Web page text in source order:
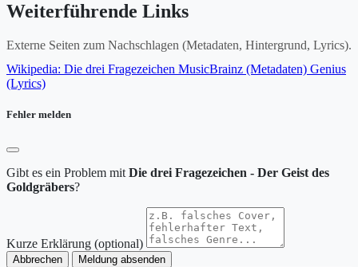
Weiterführende Links
Externe Seiten zum Nachschlagen (Metadaten, Hintergrund, Lyrics).
Wikipedia: Die drei Fragezeichen MusicBrainz (Metadaten) Genius
(Lyrics)
Fehler melden
Gibt es ein Problem mit Die drei Fragezeichen - Der Geist des
Goldgräbers?
Kurze Erklärung (optional)
Abbrechen Meldung absenden